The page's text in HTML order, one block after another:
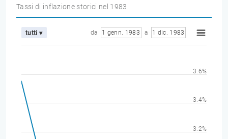
Tassi di inflazione storici nel 1983
tutti ▾ da 1 genn. 1983 a 1 dic. 1983
3.2%
3.4%
3.6%